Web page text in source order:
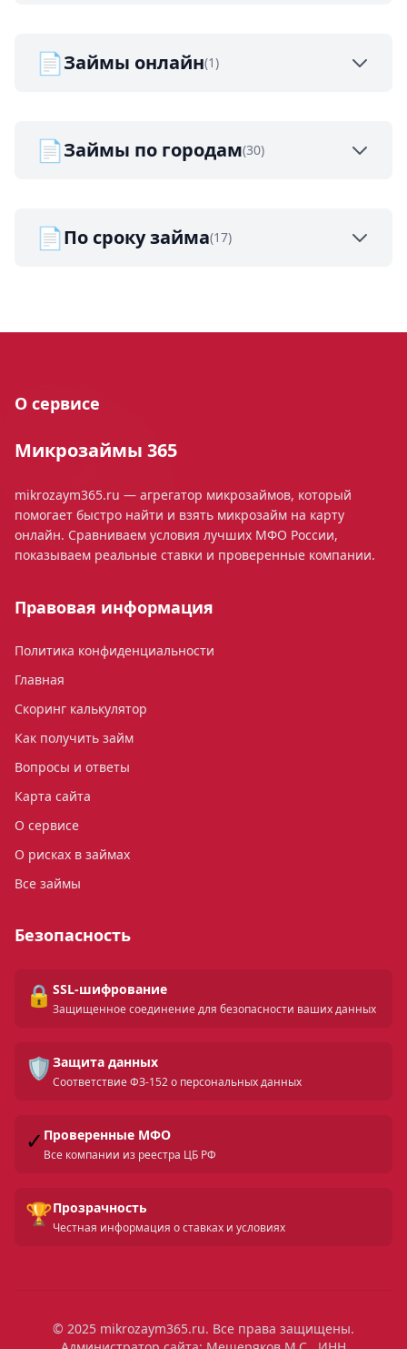
📄Займы онлайн(1)
📄Займы по городам(30)
📄По сроку займа(17)
О сервисе
Микрозаймы 365
mikrozaym365.ru — агрегатор микрозаймов, который
помогает быстро найти и взять микрозайм на карту
онлайн. Сравниваем условия лучших МФО России,
показываем реальные ставки и проверенные компании.
Правовая информация
Политика конфиденциальности
Главная
Скоринг калькулятор
Как получить займ
Вопросы и ответы
Карта сайта
О сервисе
О рисках в займах
Все займы
Безопасность
🔒 SSL-шифрование
Защищенное соединение для безопасности ваших данных
🛡️ Защита данных
Соответствие ФЗ-152 о персональных данных
✓ Проверенные МФО
Все компании из реестра ЦБ РФ
🏆Прозрачность
Честная информация о ставках и условиях
© 2025 mikrozaym365.ru. Все права защищены.